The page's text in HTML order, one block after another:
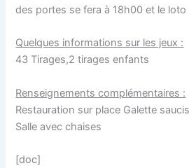
des portes se fera à 18h00 et le
Quelques informations sur les jeux :
43 Tirages,2 tirages enfants
Renseignements complémentaires :
Restauration sur place Galette
Salle avec chaises
[doc]